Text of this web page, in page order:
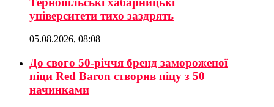
університети тихо заздрять
05.08.2026, 08:08
До свого 50-річчя бренд замороженої
піци Red Baron створив піцу з 50
начинками